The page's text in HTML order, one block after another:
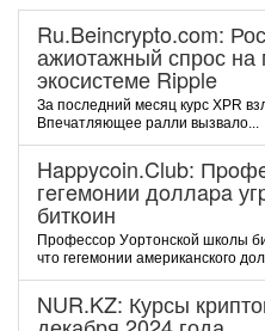
Ru.Beincrypto.com:
ажиотажный спрос
экосистеме Ripple
За последний месяц курс XPR
Впечатляющее ралли вызвало...
Happycoin.Club:
гeгeмoнии дoллapa
биткoин
Пpoфeccop Уopтoнcкoй шкoлы
чтo гeгeмoнии aмepикaнcкoгo
NUR.KZ: Курсы